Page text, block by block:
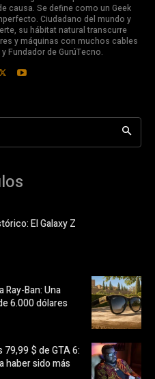
causa. Se define como un Geek
Ciudadano del mundo y
su hábitat natural transcurre
y máquinas con muchos cables
Fundador de GurúTecno.
El Galaxy Z
Ray-Ban: Una
6.000 dólares
79,99 $ de GTA 6:
haber sido más